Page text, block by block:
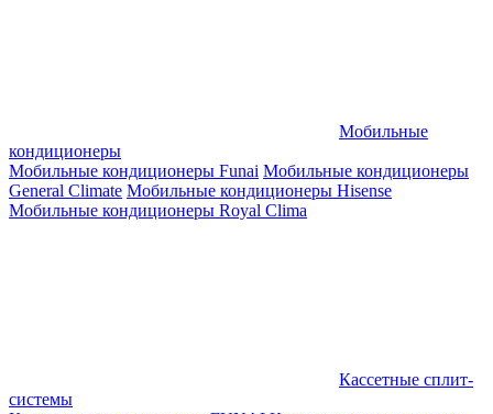
Мобильные
кондиционеры
Мобильные кондиционеры Funai Мобильные кондиционеры
General Climate Мобильные кондиционеры Hisense
Мобильные кондиционеры Royal Clima
Кассетные сплит-
системы